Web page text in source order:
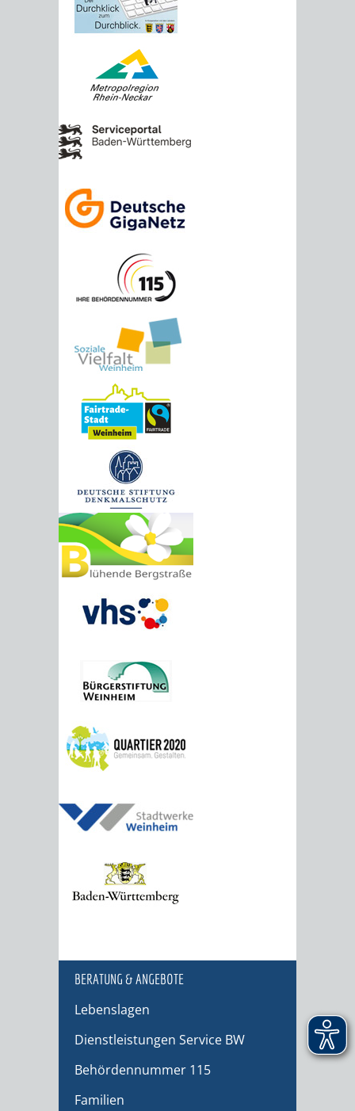
BERATUNG & ANGEBOTE
Lebenslagen
Dienstleistungen Service BW
Behördennummer 115
Familien